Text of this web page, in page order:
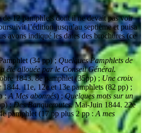
de 12 pamphlets dont il ne devait pas voir
l’édition jusqu’au septième et puisa
avons indiqué les dates des brochures (ce
(34 pp) ; Quelques Pamphlets de
été allouée par le Conseil Général.
1843. 8e pamphlet (35pp) ;Une croix
11e, 12e et 13e pamphlets (82 pp) ;
:A Mes abonnés) ;Quelques mots sur un
;Des Banqueroutes.Mai-Juin 1844. 22e
pamphlet (17 pp plus 2 pp : A mes